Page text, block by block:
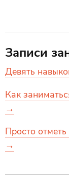
Записи
Девять
Как
→
Просто
→